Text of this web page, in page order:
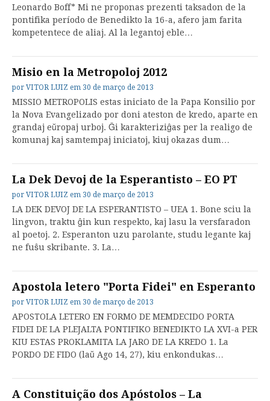
Leonardo Boff* Mi ne proponas prezenti taksadon de la
pontifika período de Benedikto la 16-a, afero jam farita
kompetentece de aliaj. Al la legantoj eble…
Misio en la Metropoloj 2012
por VITOR LUIZ em 30 de março de 2013
MISSIO METROPOLIS estas iniciato de la Papa Konsilio por
la Nova Evangelizado por doni ateston de kredo, aparte en
grandaj eŭropaj urboj. Ĝi karakteriziĝas per la realigo de
komunaj kaj samtempaj iniciatoj, kiuj okazas dum…
La Dek Devoj de la Esperantisto – EO PT
por VITOR LUIZ em 30 de março de 2013
LA DEK DEVOJ DE LA ESPERANTISTO – UEA 1. Bone sciu la
lingvon, traktu ĝin kun respekto, kaj lasu la versfaradon
al poetoj. 2. Esperanton uzu parolante, studu legante kaj
ne fuŝu skribante. 3. La…
Apostola letero "Porta Fidei" en Esperanto
por VITOR LUIZ em 30 de março de 2013
APOSTOLA LETERO EN FORMO DE MEMDECIDO PORTA
FIDEI DE LA PLEJALTA PONTIFIKO BENEDIKTO LA XVI-a PER
KIU ESTAS PROKLAMITA LA JARO DE LA KREDO 1. La
PORDO DE FIDO (laŭ Ago 14, 27), kiu enkondukas…
A Constituição dos Apóstolos – La